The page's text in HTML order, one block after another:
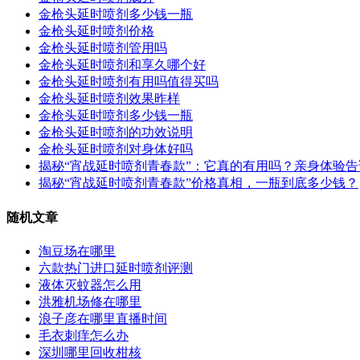
金枪头延时喷剂多少钱一瓶
金枪头延时喷剂价格
金枪头延时喷剂管用吗
金枪头延时喷剂和享久哪个好
金枪头延时喷剂有用吗值得买吗
金枪头延时喷剂效果昨样
金枪头延时喷剂多少钱一瓶
金枪头延时喷剂的功效说明
金枪头延时喷剂对身体好吗
揭秘“宵战延时喷剂青春款”：它真的有用吗？亲身体验告
揭秘“宵战延时喷剂青春款”价格真相，一瓶到底多少钱？
随机文章
淘豆场在哪里
六款热门进口延时喷剂评测
液体灭蚊器怎么用
洪雅机场修在哪里
浪子彦在哪里直播时间
毛衣刺痒怎么办
深圳哪里回收柑核